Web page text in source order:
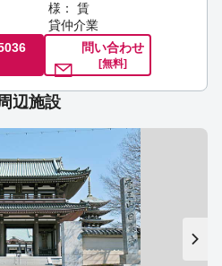
様： 賃
貸仲介業
問い合わせ
[無料]
辺施設